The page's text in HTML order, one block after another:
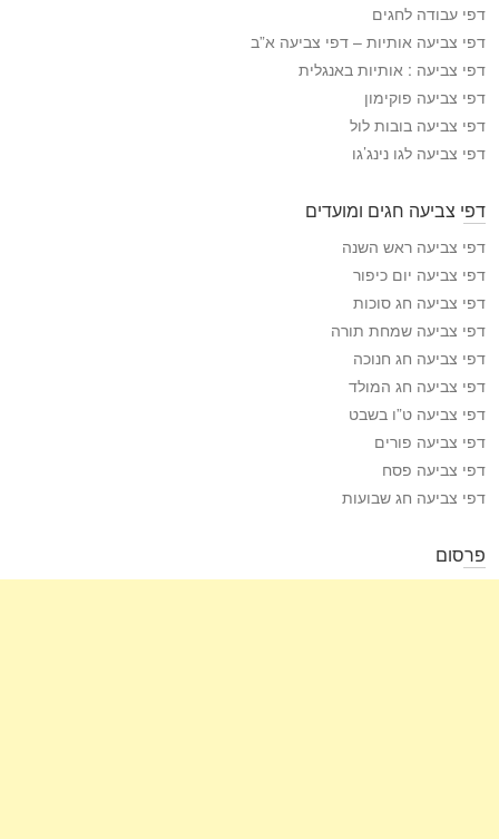
ה
צ
י
ע
ה
דפי עבודה לחגים
דפי צביעה אותיות – דפי צביעה א”ב
דפי צביעה : אותיות באנגלית
דפי צביעה פוקימון
דפי צביעה בובות לול
דפי צביעה לגו נינג’גו
דפי צביעה חגים ומועדים
דפי צביעה ראש השנה
דפי צביעה יום כיפור
דפי צביעה חג סוכות
דפי צביעה שמחת תורה
דפי צביעה חג חנוכה
דפי צביעה חג המולד
דפי צביעה ט”ו בשבט
דפי צביעה פורים
דפי צביעה פסח
דפי צביעה חג שבועות
פרסום